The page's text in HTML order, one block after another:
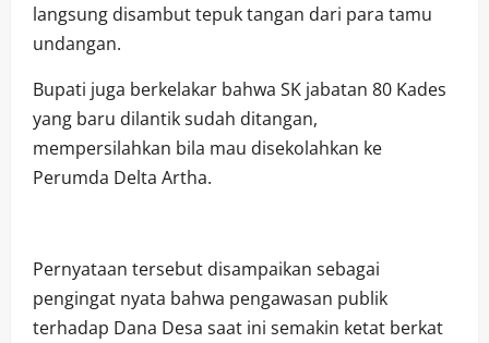
langsung disambut tepuk tangan dari para tamu
undangan.
Bupati juga berkelakar bahwa SK jabatan 80 Kades
yang baru dilantik sudah ditangan,
mempersilahkan bila mau disekolahkan ke
Perumda Delta Artha.
​Pernyataan tersebut disampaikan sebagai
pengingat nyata bahwa pengawasan publik
terhadap Dana Desa saat ini semakin ketat berkat